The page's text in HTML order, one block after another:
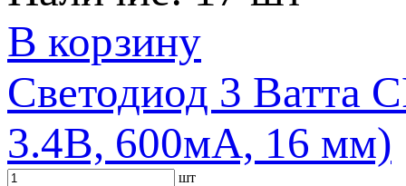
В корзину
Светодиод 3 Ватта
3.4В, 600мА, 16 мм)
шт